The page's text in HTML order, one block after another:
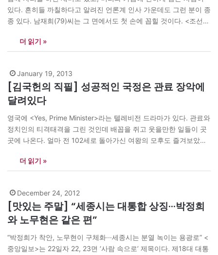
있다. 흔히들 까칠하다고 알려진 언론계 인사 가운데도 그런 분이 종
종 있다. 남재희(79)씨는 그 면에서도 첫 손에 꼽힐 것이다. <조선일
침 댁으로 전화를 드렸다. -새해 복 많이 받으십시오, 선배님. 조선일
보 읽고 반가웠습니다. 전화 많이…
더 읽기 »
January 19, 2013
[김국헌의 직필] 성공적인 국정은 관료 장악에
달려있다
영국에 <Yes, Prime Minister>라는 텔레비전 드라마가 있다. 관료와
정치인의 티격태격을 그린 것인데 배꼽을 쥐고 웃을만한 일들이 곳
곳에 나온다. 얼마 전 102세로 돌아가신 여왕의 모후도 즐겨보았다
많은데 이들이 국정 운영경험이 없다는 것이다. 당선인이 안전을 중
시한다고 해서 꼭 행정안전부를 안전행정부로 바꾸어야 되는가? 옛
더 읽기 »
December 24, 2012
[맛있는 주말] “세종시는 대통합 상징···박정희
와 노무현은 같은 편”
“박정희가 착안, 노무현이 구체화···세종시는 분열 녹이는 용광로” <
중앙일보>는 22일자 22, 23면 ‘사람 속으로’ 제목이다. 제18대 대통